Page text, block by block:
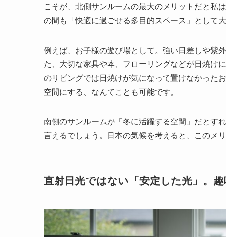
こそが、北側サンルームの最大のメリットだと私
の間も「快適に過ごせる多目的スペース」として
例えば、お子様の遊び場として。強い日差しや紫
た、大切な家具や本、フローリングなどが日焼け
のリビングでは日焼けが気になって置けなかった
空間にする、なんてことも可能です。
南側のサンルームが「冬に活躍する空間」だとす
言えるでしょう。日本の気候を考えると、このメ
直射日光ではない「安定した光」。